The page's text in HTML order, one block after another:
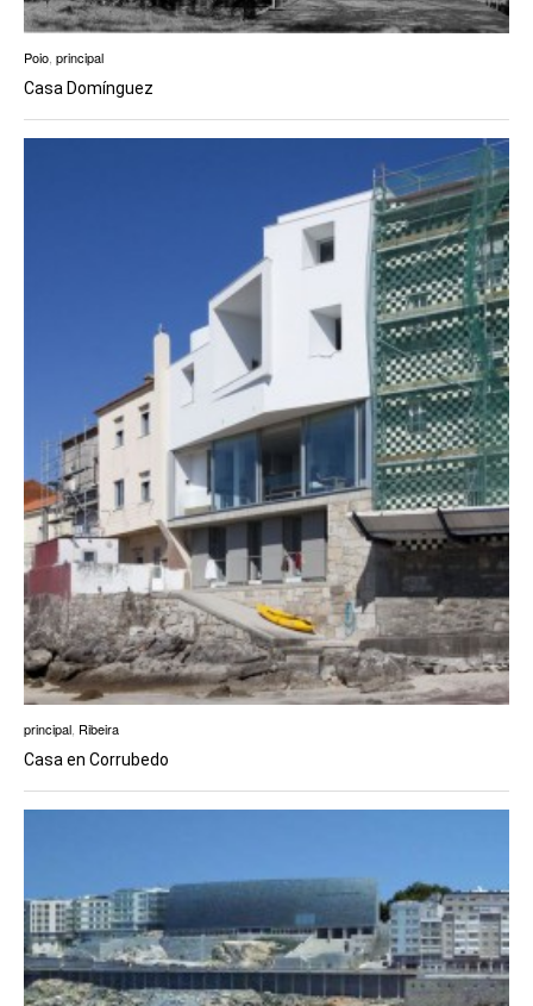
Poio principal
Casa Domínguez
principal, Ribeira
Casa en Corrubedo